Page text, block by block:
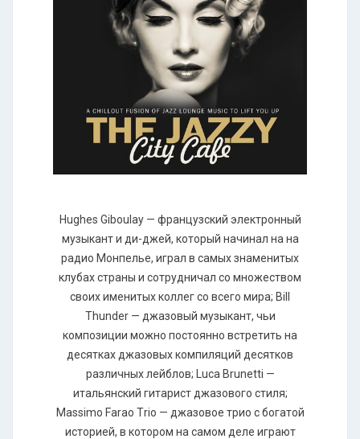
Нughеs Gibоulау — французский электронный
музыкант и ди-джей, который начинал на на
радио Монпелье, играл в самых знаменитых
клубах страны и сотрудничал со множеством
своих именитых коллег со всего мира; Вill
Тhundеr — джазовый музыкант, чьи
композиции можно постоянно встретить на
десятках джазовых компиляций десятков
различных лейблов; Luса Вrunеtti —
итальянский гитарист джазового стиля;
Маssimо Fаrао Тriо — джазовое трио с богатой
историей, в котором на самом деле играют